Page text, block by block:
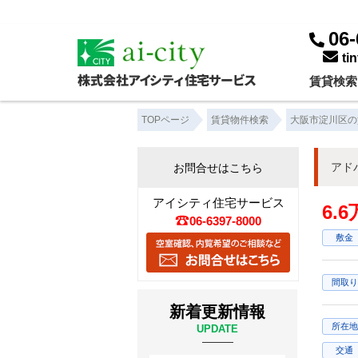
賃貸検索
TOPページ 賃貸物件検索 大阪市淀川区
アド
6.6
敷金
間取り
所在地
交通
お問合せはこちら
アイシティ住宅サービス
06-6397-8000
新着更新情報
UPDATE